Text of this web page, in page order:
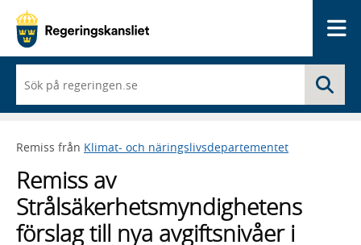
du
börjar
skriva
framträder
lista
med
sökförslag
Remiss från Klimat- och näringslivsdepartementet
Remiss av
Strålsäkerhetsmyndighetens
förslag till nya avgiftsnivåer i